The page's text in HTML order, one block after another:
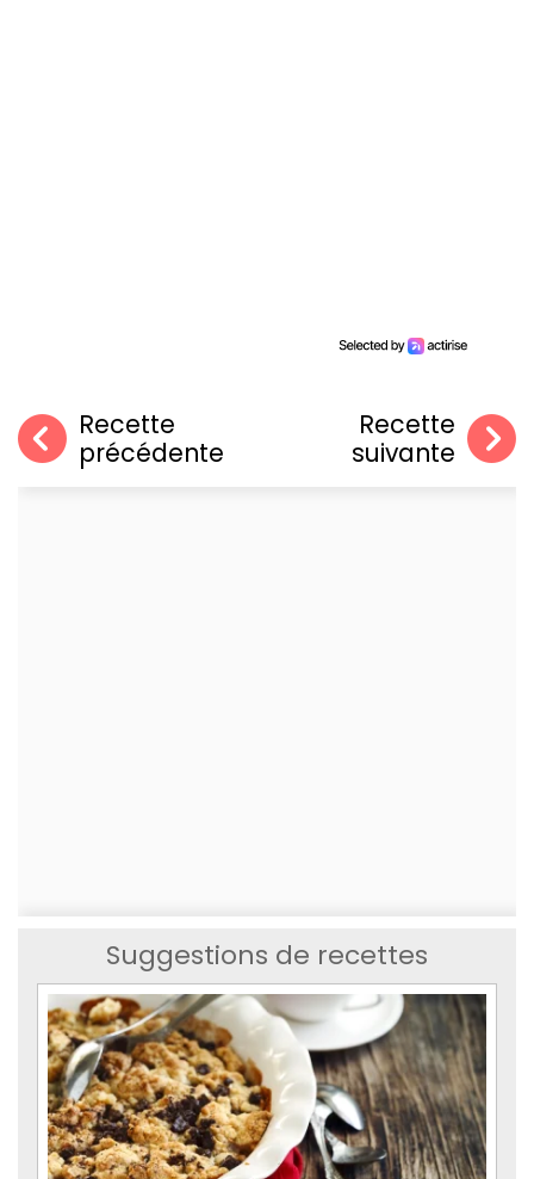
Recette
précédente
Recette
suivante
Suggestions de recettes